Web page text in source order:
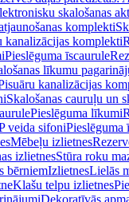
skalošanas
komplekti
kanalizācijas komplekti
Pieslēguma īscaurule
līkumu
kanalizācijas
Skalošanas cauruļu un
Pieslēguma līkumi
veida sifoniPieslēguma
Mēbeļu izlietnes
izlietnesStūra roku
bērniemIzlietnesLielās
Klašu telpu izlietnes
Dekoratīvās